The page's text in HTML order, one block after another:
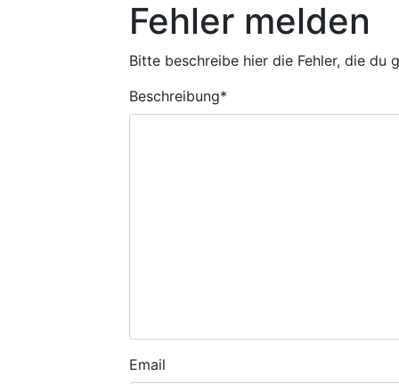
Fehler melden
Bitte beschreibe hier die Fehler, die du
Beschreibung*
Email